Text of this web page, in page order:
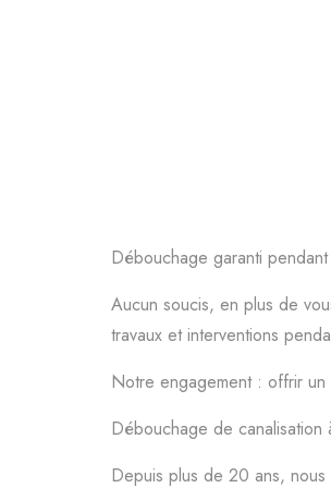
Débouchage garanti pendant
Aucun soucis, en plus de
travaux et interventions
Notre engagement : offrir
Débouchage de canalisation
Depuis plus de 20 ans,